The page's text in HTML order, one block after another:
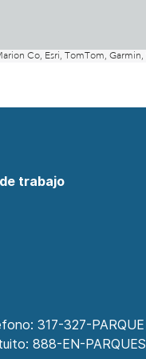
trabajo
en Instagram
317-327-PARQUE
888-EN-PARQUES